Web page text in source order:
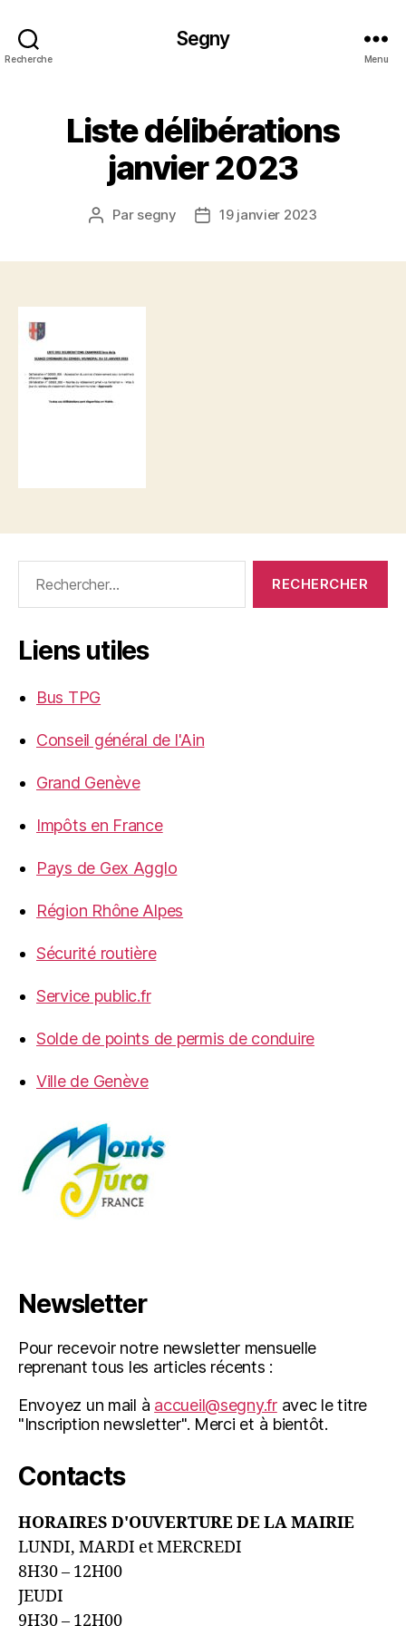
Recherche
Segny
Menu
Liste délibérations
janvier 2023
Auteur
Par segny
Date19 janvier 2023
Liens utiles
Bus TPG
Conseil général de l'Ain
Grand Genève
Impôts en France
Pays de Gex Agglo
Région Rhône Alpes
Sécurité routière
Service public.fr
Solde de points de permis de conduire
Ville de Genève
Newsletter
Pour recevoir notre newsletter mensuelle
reprenant tous les articles récents :
Envoyez un mail à accueil@segny.fravec le titre
"Inscription newsletter". Merci et à bientôt.
Contacts
HORAIRES D'OUVERTURE DE LA MAIRIE
LUNDI, MARDI et MERCREDI
8H30 – 12H00
JEUDI
9H30 – 12H00